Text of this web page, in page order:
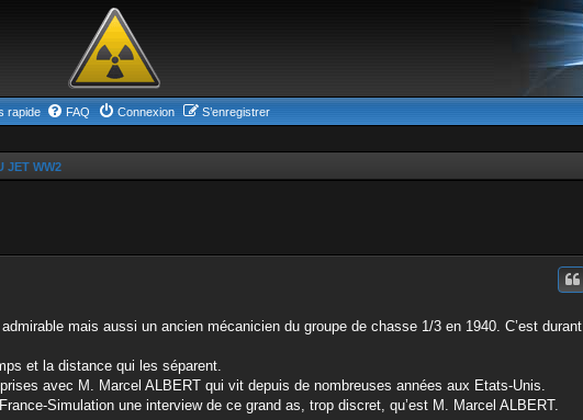
rapide FAQ Connexion S’enregistrer
JET WW2
mais aussi un ancien mécanicien du groupe de chasse 1/3 en 1940. C’est durant
et la distance qui les séparent.
avec M. Marcel ALBERT qui vit depuis de nombreuses années aux Etats-Unis.
Simulation une interview de ce grand as, trop discret, qu’est M. Marcel ALBERT.